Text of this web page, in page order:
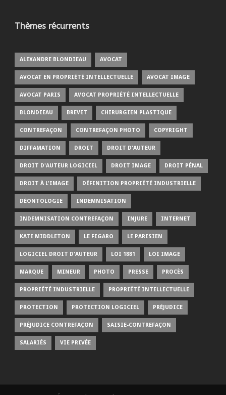
Thèmes récurrents
ALEXANDRE BLONDIEAU AVOCAT
AVOCAT EN PROPRIÉTÉ INTELLECTUELLE AVOCAT IMAGE
AVOCAT PARIS AVOCAT PROPRIÉTÉ INTELLECTUELLE
BLONDIEAU BREVET CHIRURGIEN PLASTIQUE
CONTREFAÇON CONTREFAÇON PHOTO COPYRIGHT
DIFFAMATION DROIT DROIT D'AUTEUR
DROIT D'AUTEUR LOGICIEL DROIT IMAGE DROIT PÉNAL
DROIT À L'IMAGE DÉFINITION PROPRIÉTÉ INDUSTRIELLE
DÉONTOLOGIE INDEMNISATION
INDEMNISATION CONTREFAÇON INJURE INTERNET
KATE MIDDLETON LE FIGARO LE PARISIEN
LOGICIEL DROIT D'AUTEUR LOI 1881 LOI IMAGE
MARQUE MINEUR PHOTO PRESSE PROCÈS
PROPRIÉTÉ INDUSTRIELLE PROPRIÉTÉ INTELLECTUELLE
PROTECTION PROTECTION LOGICIEL PRÉJUDICE
PRÉJUDICE CONTREFAÇON SAISIE-CONTREFAÇON
SALARIÉS VIE PRIVÉE